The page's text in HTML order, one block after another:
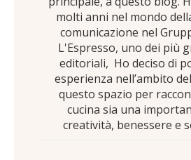
molti anni nel mondo
comunicazione nel
L'Espresso, uno dei più
editoriali, Ho deciso di
esperienza nell’ambito
questo spazio per
cucina sia una
creatività, benessere e